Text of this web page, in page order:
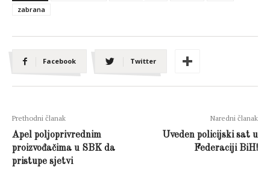
zabrana
Facebook Twitter
Prethodni članak
Apel poljoprivrednim
proizvođačima u SBK da
pristupe sjetvi
Naredni članak
Uveden policijski sat u
Federaciji BiH!